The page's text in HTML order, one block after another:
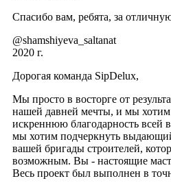
Спасибо вам, ребята, за
@shamshiyeva_saltanat
2020 г.
Дорогая команда SipDelux,
Мы просто в восторге от
нашей давней мечты, и мы
искреннюю благодарность всей
мы хотим подчеркнуть
вашей бригады строителей,
возможным. Вы - настоящие
Весь проект был выполнен в